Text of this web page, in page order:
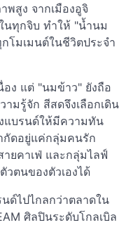
สูง จากเมืองอูจิ
นทุกจิบ ทำให้ "น้ำนม
โมเมนต์ในชีวิตประจำ
อง แต่ "นมข้าว" ยังถือ
มรู้จัก สีสดจึงเลือกเดิน
แบรนด์ให้มีความทัน
กัดอยู่แค่กลุ่มคนรัก
ยคาเฟ่ และกลุ่มไลฟ์
ตนของตัวเองได้
ด์ไปไกลกว่าตลาดใน
ศิลปินระดับโกลเบิล